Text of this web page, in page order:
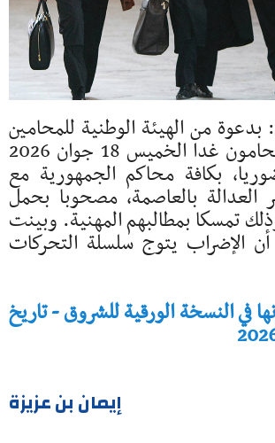
من الهيئة الوطنية للمحامين
بتونس ينفذ المحامون غدا الخميس 18 جوان 2026
بكافة محاكم الجمهورية مع
بالعاصمة، مصحوبا بحمل
تمسكا بمطالبهم المهنية. وبينت
الإضراب يتوج سلسلة التحركات
في النسخة الورقية للشروق - تاريخ
إيمان بن عزيزة